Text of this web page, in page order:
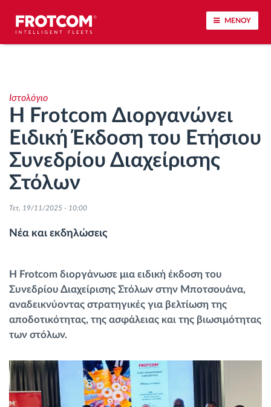
ΜΕΝΟΥ
Ανάλυση οδηγικής συμπεριφοράς
Παρακολούθηση του χρόνου οδήγησης
Διαχείριση εργατικού δυναμικού
Διαχείριση καυσίμου
Σχεδιασμός και παρακολούθηση διαδρομής
Ανακαλύψτε όλα τα χαρακτηριστικά
Ιστολόγιο
Η Frotcom Διοργανώνει
Ειδική Έκδοση του Ετήσιου
Συνεδρίου Διαχείρισης
Στόλων
Τετ, 19/11/2025 - 10:00
Νέα και εκδηλώσεις
Η Frotcom διοργάνωσε μια ειδική έκδοση του
Συνεδρίου Διαχείρισης Στόλων στην Μποτσουάνα,
αναδεικνύοντας στρατηγικές για βελτίωση της
αποδοτικότητας, της ασφάλειας και της βιωσιμότητας
των στόλων.